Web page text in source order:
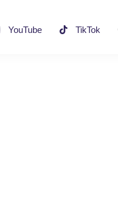
YouTube TikTok